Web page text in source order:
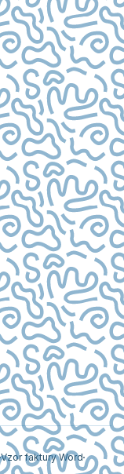
Vzor faktury Word